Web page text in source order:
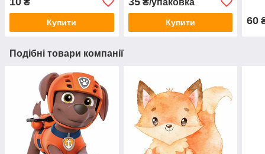
Купити Купити 60
Подібні товари компанії